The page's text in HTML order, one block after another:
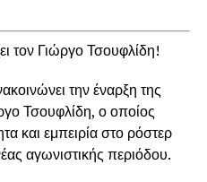
τον Γιώργο Τσουφλίδη!
την έναρξη της
Τσουφλίδη, ο οποίος
και εμπειρία στο ρόστερ
αγωνιστικής περιόδου.